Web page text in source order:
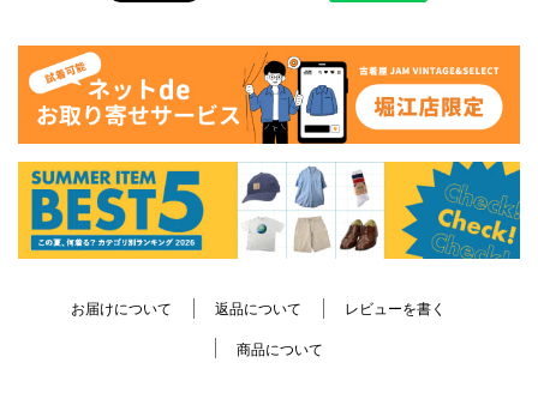
お届けについて 返品について レビューを書く
商品について